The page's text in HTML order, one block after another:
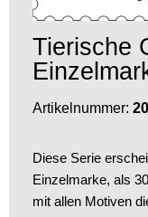
Tierische
Artikelnummer:
Diese Serie
Einzelmarke, als
mit allen Motiven